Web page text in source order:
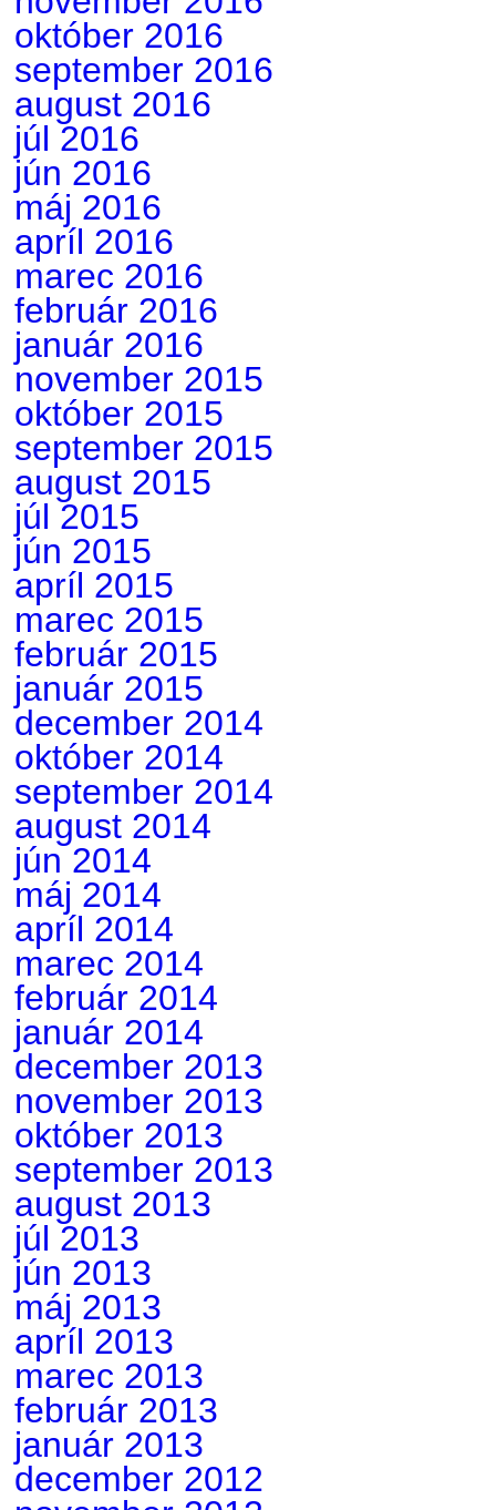
október 2016
september 2016
august 2016
júl 2016
jún 2016
máj 2016
apríl 2016
marec 2016
február 2016
január 2016
november 2015
október 2015
september 2015
august 2015
júl 2015
jún 2015
apríl 2015
marec 2015
február 2015
január 2015
december 2014
október 2014
september 2014
august 2014
jún 2014
máj 2014
apríl 2014
marec 2014
február 2014
január 2014
december 2013
november 2013
október 2013
september 2013
august 2013
júl 2013
jún 2013
máj 2013
apríl 2013
marec 2013
február 2013
január 2013
december 2012